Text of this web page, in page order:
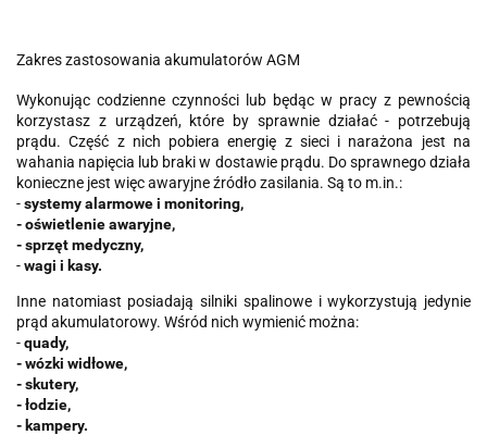
Zakres zastosowania akumulatorów AGM
Wykonując codzienne czynności lub będąc w pracy z pewnością
korzystasz z urządzeń, które by sprawnie działać - potrzebują
prądu. Część z nich pobiera energię z sieci i narażona jest na
wahania napięcia lub braki w dostawie prądu. Do sprawnego działa
konieczne jest więc awaryjne źródło zasilania. Są to m.in.:
-systemy alarmowe i monitoring,
- oświetlenie awaryjne,
- sprzęt medyczny,
-wagi i kasy.
Inne natomiast posiadają silniki spalinowe i wykorzystują jedynie
prąd akumulatorowy. Wśród nich wymienić można:
-quady,
- wózki widłowe,
- skutery,
- łodzie,
- kampery.